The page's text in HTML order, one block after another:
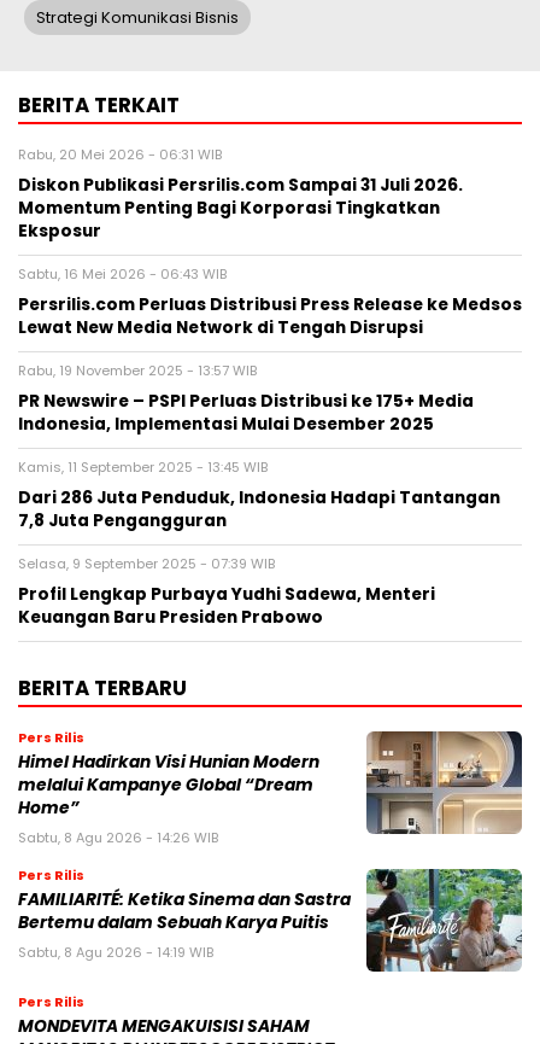
Strategi Komunikasi Bisnis
BERITA TERKAIT
Rabu, 20 Mei 2026 - 06:31 WIB
Diskon Publikasi Persrilis.com Sampai 31 Juli 2026.
Momentum Penting Bagi Korporasi Tingkatkan
Eksposur
Sabtu, 16 Mei 2026 - 06:43 WIB
Persrilis.com Perluas Distribusi Press Release ke Medsos
Lewat New Media Network di Tengah Disrupsi
Rabu, 19 November 2025 - 13:57 WIB
PR Newswire – PSPI Perluas Distribusi ke 175+ Media
Indonesia, Implementasi Mulai Desember 2025
Kamis, 11 September 2025 - 13:45 WIB
Dari 286 Juta Penduduk, Indonesia Hadapi Tantangan
7,8 Juta Pengangguran
Selasa, 9 September 2025 - 07:39 WIB
Profil Lengkap Purbaya Yudhi Sadewa, Menteri
Keuangan Baru Presiden Prabowo
BERITA TERBARU
Pers Rilis
Himel Hadirkan Visi Hunian Modern
melalui Kampanye Global “Dream
Home”
Sabtu, 8 Agu 2026 - 14:26 WIB
Pers Rilis
FAMILIARITÉ: Ketika Sinema dan Sastra
Bertemu dalam Sebuah Karya Puitis
Sabtu, 8 Agu 2026 - 14:19 WIB
Pers Rilis
MONDEVITA MENGAKUISISI SAHAM